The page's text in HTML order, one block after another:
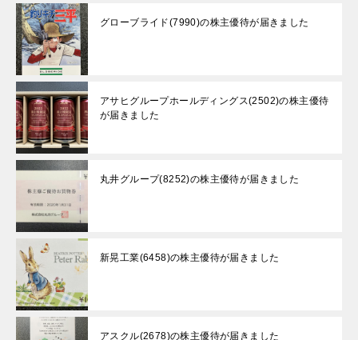
グローブライド(7990)の株主優待が届きました
アサヒグループホールディングス(2502)の株主優待
が届きました
丸井グループ(8252)の株主優待が届きました
新晃工業(6458)の株主優待が届きました
アスクル(2678)の株主優待が届きました